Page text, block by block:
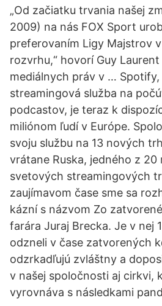
„Od začiatku trvania našej
2009) na nás FOX Sport
preferovaním Ligy Majstrov
rozvrhu,“ hovorí Guy
mediálnych práv v … Spotify,
streamingová služba na
podcastov, je teraz k
miliónom ľudí v Európe.
svoju službu na 13 nových
vrátane Ruska, jedného z 20
svetových streamingových
zaujímavom čase sme sa
kázní s názvom Zo
farára Juraj Brecka. Je v nej
odzneli v čase zatvorených
odzrkadľujú zvláštny a
v našej spoločnosti aj cirkvi,
vyrovnáva s následkami